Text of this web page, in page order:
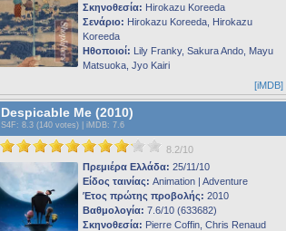
Σκηνοθεσία: Hirokazu Koreeda
Σενάριο: Hirokazu Koreeda, Hirokazu
Koreeda
Ηθοποιοί: Lily Franky, Sakura Ando, Mayu
Matsuoka, Jyo Kairi
[iMDB]
Despicable Me (2010)
S4F : 8.3 (140 votes) | iMDB: 7.6
8.2/10
Πρεμιέρα Ελλάδα: 25/11/10
Είδος ταινίας: Animation | Adventure
Έτος πρώτης προβολής: 2010
Βαθμολογία: 7.6/10 (633682)
Σκηνοθεσία: Pierre Coffin, Chris Renaud